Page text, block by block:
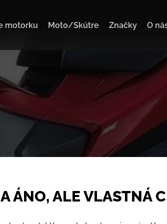
motorku Moto/Skútre Značky O
ÁNO, ALE VLASTNÁ